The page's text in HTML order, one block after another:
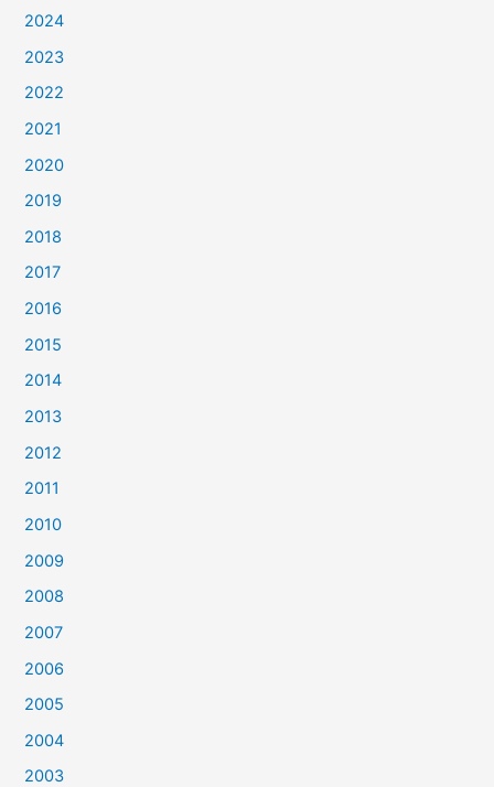
2024
2023
2022
2021
2020
2019
2018
2017
2016
2015
2014
2013
2012
2011
2010
2009
2008
2007
2006
2005
2004
2003